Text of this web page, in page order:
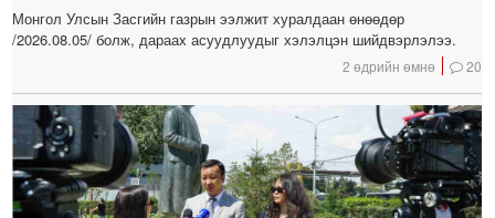
Монгол Улсын Засгийн газрын ээлжит хуралдаан өнөөдөр
/2026.08.05/ болж, дараах асуудлуудыг хэлэлцэн шийдвэрлэлээ.
2 өдрийн өмнө 20